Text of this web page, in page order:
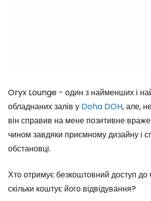
Oryx Lounge - один з найменших і
обладнаних залів у Doha DOH, але,
він справив на мене позитивне
чином завдяки приємному дизайну і
обстановці.
Хто отримує безкоштовний доступ
скільки коштує його відвідування?